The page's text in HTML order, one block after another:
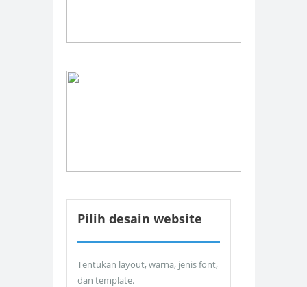
Pilih desain website
Tentukan layout, warna, jenis font,
dan template.